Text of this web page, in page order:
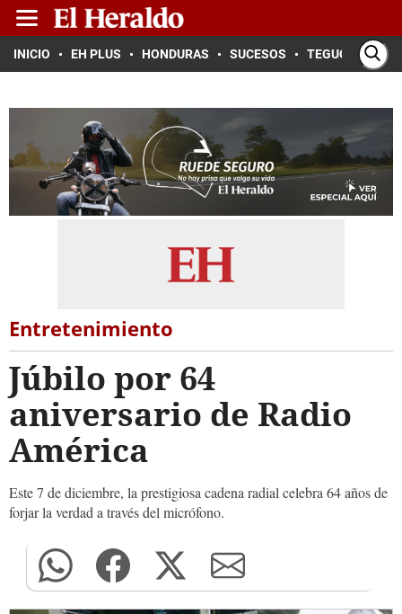
INICIO EH PLUS HONDURAS SUCESOS TEGUCIGALPA
Entretenimiento
Júbilo por 64
aniversario de Radio
América
Este 7 de diciembre, la prestigiosa cadena radial celebra 64 años de
forjar la verdad a través del micrófono.